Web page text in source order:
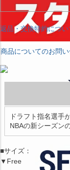
返品・交換特約につい
商品についてのお問
ドラフト指名選手
NBAの新シーズン
■サイズ：
▼Free